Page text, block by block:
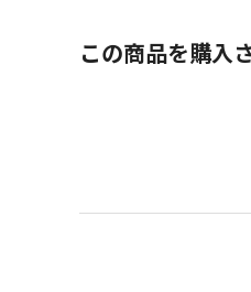
この商品を購入